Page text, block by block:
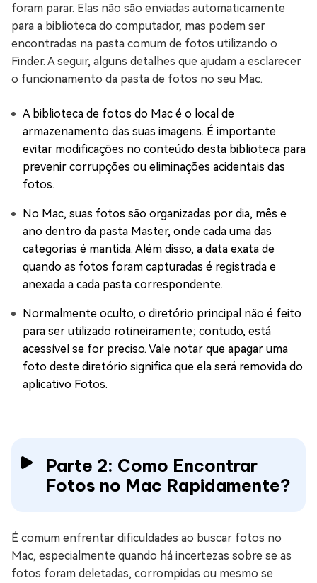
foram parar. Elas não são enviadas automaticamente
para a biblioteca do computador, mas podem ser
encontradas na pasta comum de fotos utilizando o
Finder. A seguir, alguns detalhes que ajudam a esclarecer
o funcionamento da pasta de fotos no seu Mac.
A biblioteca de fotos do Mac é o local de
armazenamento das suas imagens. É importante
evitar modificações no conteúdo desta biblioteca para
prevenir corrupções ou eliminações acidentais das
fotos.
No Mac, suas fotos são organizadas por dia, mês e
ano dentro da pasta Master, onde cada uma das
categorias é mantida. Além disso, a data exata de
quando as fotos foram capturadas é registrada e
anexada a cada pasta correspondente.
Normalmente oculto, o diretório principal não é feito
para ser utilizado rotineiramente; contudo, está
acessível se for preciso. Vale notar que apagar uma
foto deste diretório significa que ela será removida do
aplicativo Fotos.
Parte 2: Como Encontrar
Fotos no Mac Rapidamente?
É comum enfrentar dificuldades ao buscar fotos no
Mac, especialmente quando há incertezas sobre se as
fotos foram deletadas, corrompidas ou mesmo se